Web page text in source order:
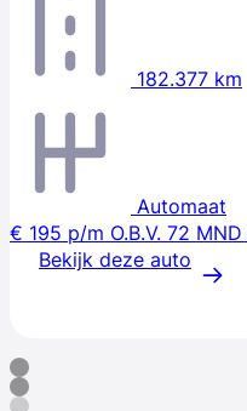
182.377 km
Automaat
€ 195 p/m O.B.V. 72 MND
Bekijk deze auto